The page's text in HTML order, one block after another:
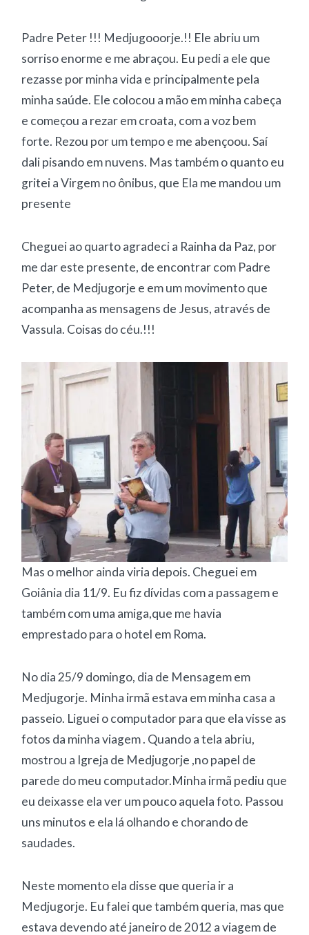
Padre Peter !!! Medjugooorje.!! Ele abriu um
sorriso enorme e me abraçou. Eu pedi a ele que
rezasse por minha vida e principalmente pela
minha saúde. Ele colocou a mão em minha cabeça
e começou a rezar em croata, com a voz bem
forte. Rezou por um tempo e me abençoou. Saí
dali pisando em nuvens. Mas também o quanto eu
gritei a Virgem no ônibus, que Ela me mandou um
presente
Cheguei ao quarto agradeci a Rainha da Paz, por
me dar este presente, de encontrar com Padre
Peter, de Medjugorje e em um movimento que
acompanha as mensagens de Jesus, através de
Vassula. Coisas do céu.!!!
Mas o melhor ainda viria depois. Cheguei em
Goiânia dia 11/9. Eu fiz dívidas com a passagem e
também com uma amiga,que me havia
emprestado para o hotel em Roma.
No dia 25/9 domingo, dia de Mensagem em
Medjugorje. Minha irmã estava em minha casa a
passeio. Liguei o computador para que ela visse as
fotos da minha viagem . Quando a tela abriu,
mostrou a Igreja de Medjugorje ,no papel de
parede do meu computador.Minha irmã pediu que
eu deixasse ela ver um pouco aquela foto. Passou
uns minutos e ela lá olhando e chorando de
saudades.
Neste momento ela disse que queria ir a
Medjugorje. Eu falei que também queria, mas que
estava devendo até janeiro de 2012 a viagem de